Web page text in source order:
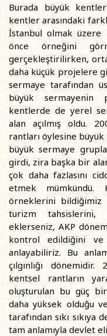
Burada büyük
kentler arasındaki
İstanbul olmak üzere
önce örneğini
gerçekleştirilirken,
daha küçük projelere
sermaye tarafından
büyük sermayenin
kentlerde de yerel
alan açılmış oldu.
rantları öylesine büyük
büyük sermaye
girdi, zira başka bir
çok daha fazlasını
etmek mümkündü.
örneklerini bildiğimiz
turizm tahsislerini,
eklerseniz, AKP
kontrol edildiğini ve
anlayabiliriz. Bu
çılgınlığı dönemidir.
kentsel rantların
oluşturulan bu güç
daha yüksek olduğu
tarafından sıkı
tam anlamıyla devlet